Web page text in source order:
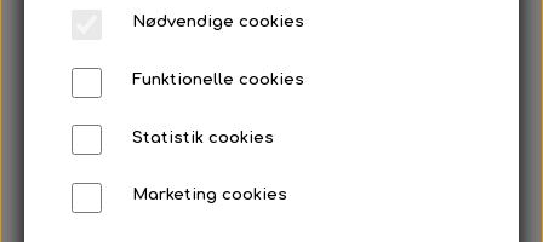
Nødvendige cookies
Funktionelle cookies
Statistik cookies
Marketing cookies